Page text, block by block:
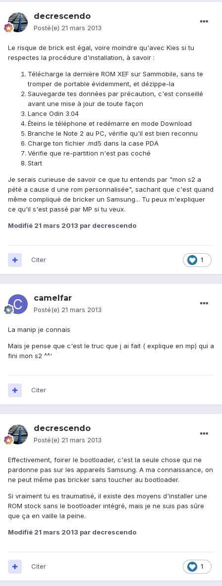
decrescendo
Posté(e) 21 mars 2013
Le risque de brick est égal, voire moindre qu'avec Kies si tu
respectes la procédure d'installation, à savoir :
Télécharge la dernière ROM XEF sur Sammobile, sans te
tromper de portable évidemment, et dézippe-la
Sauvegarde tes données par précaution, c'est conseillé
avant une mise à jour de toute façon
Lance Odin 3.04
Éteins le téléphone et redémarre en mode Download
Branche le Note 2 au PC, vérifie qu'il est bien reconnu
Charge ton fichier .md5 dans la case PDA
Vérifie que re-partition n'est pas coché
Start
Je serais curieuse de savoir ce que tu entends par "mon s2 a
pété a cause d une rom personnalisée", sachant que c'est quand
même compliqué de bricker un Samsung... Tu peux m'expliquer
ce qu'il s'est passé par MP si tu veux.
Modifié 21 mars 2013 par decrescendo
1
Citer
camelfar
Posté(e) 21 mars 2013
La manip je connais
Mais je pense que c'est le truc que j ai fait ( explique en mp) qui a
fini mon s2 ^^'
Citer
decrescendo
Posté(e) 21 mars 2013
Effectivement, foirer le bootloader, c'est la seule chose qui ne
pardonne pas sur les appareils Samsung. A ma connaissance, on
ne peut même pas bricker sans toucher au bootloader.
Si vraiment tu es traumatisé, il existe des moyens d'installer une
ROM stock sans le bootloader intégré, mais je ne suis pas sûre
que ça en vaille la peine.
Modifié 21 mars 2013 par decrescendo
1
Citer